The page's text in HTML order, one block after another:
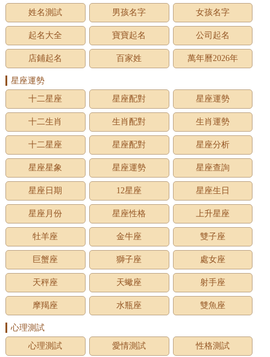
姓名測試
男孩名字 女孩名字
起名大全 寶寶起名 公司起名
店鋪起名 百家姓 萬年曆2026年
星座運勢
十二星座
星座配對 星座運勢
十二生肖 生肖配對 生肖運勢
十二星座 星座配對 星座分析
星座星象 星座運勢 星座查詢
星座日期 12星座 星座生日
星座月份 星座性格 上升星座
牡羊座 金牛座 雙子座
巨蟹座 獅子座 處女座
天秤座 天蠍座 射手座
摩羯座 水瓶座 雙魚座
心理測試
心理測試
愛情測試 性格測試